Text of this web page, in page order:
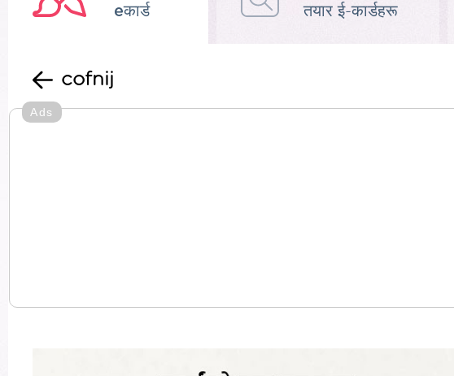
eकार्ड तयार ई-कार्डहरू
cofnij
Ads